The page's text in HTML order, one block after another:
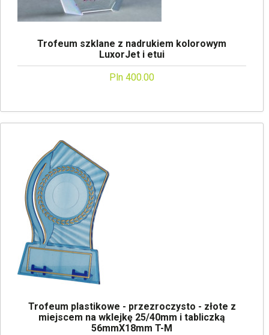
Trofeum szklane z nadrukiem kolorowym
LuxorJet i etui
Pln 400.00
Trofeum plastikowe - przezroczysto - złote z
miejscem na wklejkę 25/40mm i tabliczką
56mmX18mm T-M